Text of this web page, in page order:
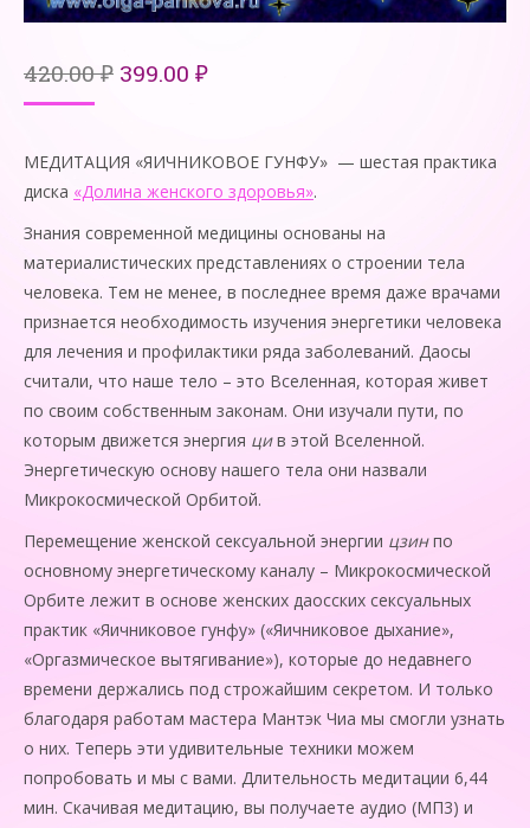
420.00₽ Первоначальная
420.00 ₽.
399.00 ₽Текущая
МЕДИТАЦИЯ «ЯИЧНИКОВОЕ ГУНФУ» — шестая практика
диска «Долина женского здоровья».
Знания современной медицины основаны на
материалистических представлениях о строении тела
человека. Тем не менее, в последнее время даже врачами
признается необходимость изучения энергетики человека
для лечения и профилактики ряда заболеваний. Даосы
считали, что наше тело – это Вселенная, которая живет
по своим собственным законам. Они изучали пути, по
которым движется энергия цив этой Вселенной.
Энергетическую основу нашего тела они назвали
Микрокосмической Орбитой.
Перемещение женской сексуальной энергии цзинпо
основному энергетическому каналу – Микрокосмической
Орбите лежит в основе женских даосских сексуальных
практик «Яичниковое гунфу» («Яичниковое дыхание»,
«Оргазмическое вытягивание»), которые до недавнего
времени держались под строжайшим секретом. И только
благодаря работам мастера Мантэк Чиа мы смогли узнать
о них. Теперь эти удивительные техники можем
попробовать и мы с вами. Длительность медитации 6,44
мин. Скачивая медитацию, вы получаете аудио (МП3) и